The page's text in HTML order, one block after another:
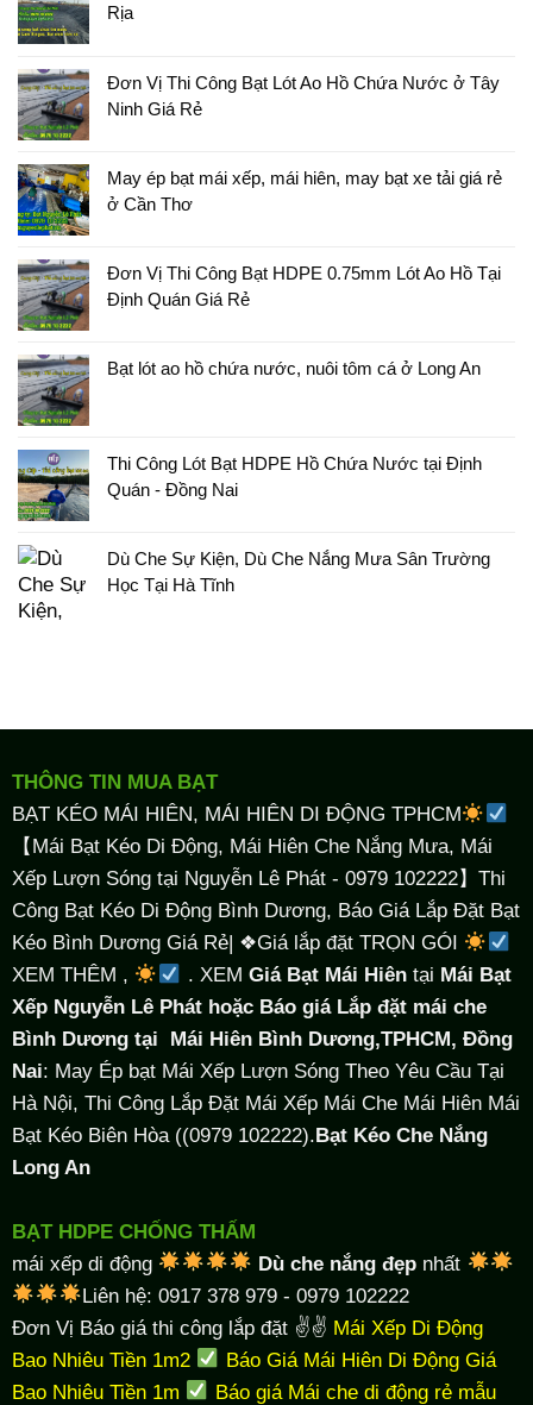
Rịa
Đơn Vị Thi Công Bạt Lót Ao Hồ Chứa Nước ở Tây
Ninh Giá Rẻ
May ép bạt mái xếp, mái hiên, may bạt xe tải giá rẻ
ở Cần Thơ
Đơn Vị Thi Công Bạt HDPE 0.75mm Lót Ao Hồ Tại
Định Quán Giá Rẻ
Bạt lót ao hồ chứa nước, nuôi tôm cá ở Long An
Thi Công Lót Bạt HDPE Hồ Chứa Nước tại Định
Quán - Đồng Nai
Dù Che Sự Kiện, Dù Che Nắng Mưa Sân Trường
Học Tại Hà Tĩnh
THÔNG TIN MUA BẠT
BẠT KÉO MÁI HIÊN, MÁI HIÊN DI ĐỘNG TPHCM
【Mái Bạt Kéo Di Động, Mái Hiên Che Nắng Mưa, Mái
Xếp Lượn Sóng tại Nguyễn Lê Phát - 0979 102222】Thi
Công Bạt Kéo Di Động Bình Dương, Báo Giá Lắp Đặt Bạt
Kéo Bình Dương Giá Rẻ| ❖Giá lắp đặt TRỌN GÓI
XEM THÊM ,
. XEM Giá Bạt Mái Hiêntại Mái Bạt
Xếp Nguyễn Lê Phát hoặc Báo giá Lắp đặt mái che
Bình Dương tại Mái Hiên Bình Dương,TPHCM, Đồng
Nai: May Ép bạt Mái Xếp Lượn Sóng Theo Yêu Cầu Tại
Hà Nội, Thi Công Lắp Đặt Mái Xếp Mái Che Mái Hiên Mái
Bạt Kéo Biên Hòa ((0979 102222).Bạt Kéo Che Nắng
Long An
BẠT HDPE CHỐNG THẤM
mái xếp di động Dù che nắng đẹp nhất
Liên hệ: 0917 378 979 - 0979 102222
Đơn Vị Báo giá thi công lắp đặt ✌✌ Mái Xếp Di Động
Bao Nhiêu Tiền 1m2
Báo Giá Mái Hiên Di Động Giá
Bao Nhiêu Tiền 1m
Báo giá Mái che di động rẻ mẫu